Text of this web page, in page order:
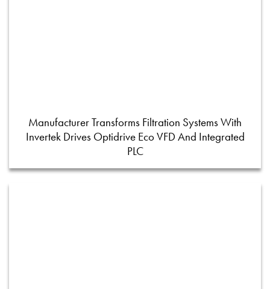
Manufacturer Transforms Filtration Systems With
Invertek Drives Optidrive Eco VFD And Integrated
PLC